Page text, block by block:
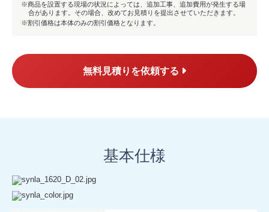
商品を設置する現場の状況によっては、追加工事、追加費用が発生する場
合があります。その場合、改めてお見積りを提出させていただきます。
割引価格は本体のみの割引価格となります。
無料見積りを依頼する
基本仕様